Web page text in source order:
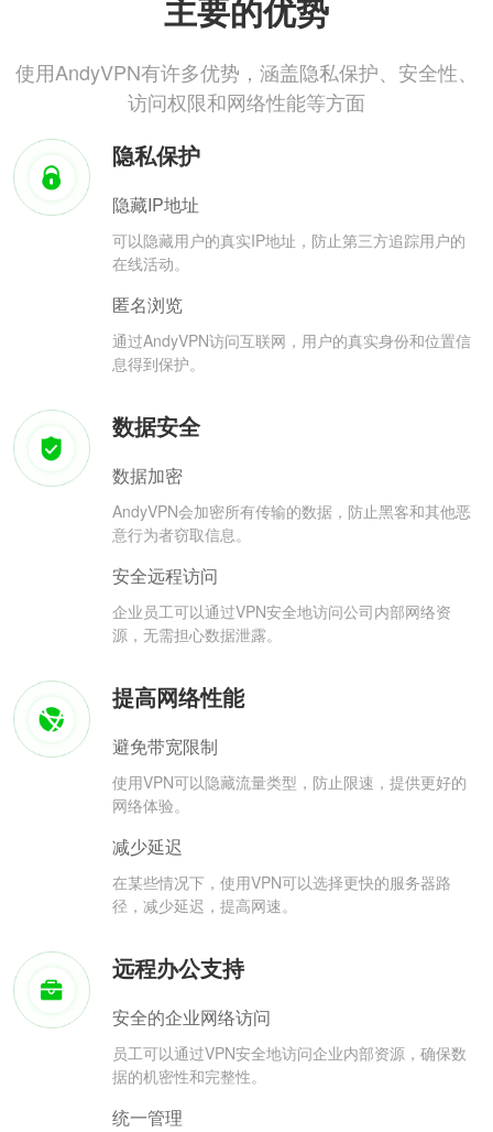
主要的优势
使用AndyVPN有许多优势，涵盖隐私保护、安全性、
访问权限和网络性能等方面
隐私保护
隐藏IP地址
可以隐藏用户的真实IP地址，防止第三方追踪用户的
在线活动。
匿名浏览
通过AndyVPN访问互联网，用户的真实身份和位置信
息得到保护。
数据安全
数据加密
AndyVPN会加密所有传输的数据，防止黑客和其他恶
意行为者窃取信息。
安全远程访问
企业员工可以通过VPN安全地访问公司内部网络资
源，无需担心数据泄露。
提高网络性能
避免带宽限制
使用VPN可以隐藏流量类型，防止限速，提供更好的
网络体验。
减少延迟
在某些情况下，使用VPN可以选择更快的服务器路
径，减少延迟，提高网速。
远程办公支持
安全的企业网络访问
员工可以通过VPN安全地访问企业内部资源，确保数
据的机密性和完整性。
统一管理